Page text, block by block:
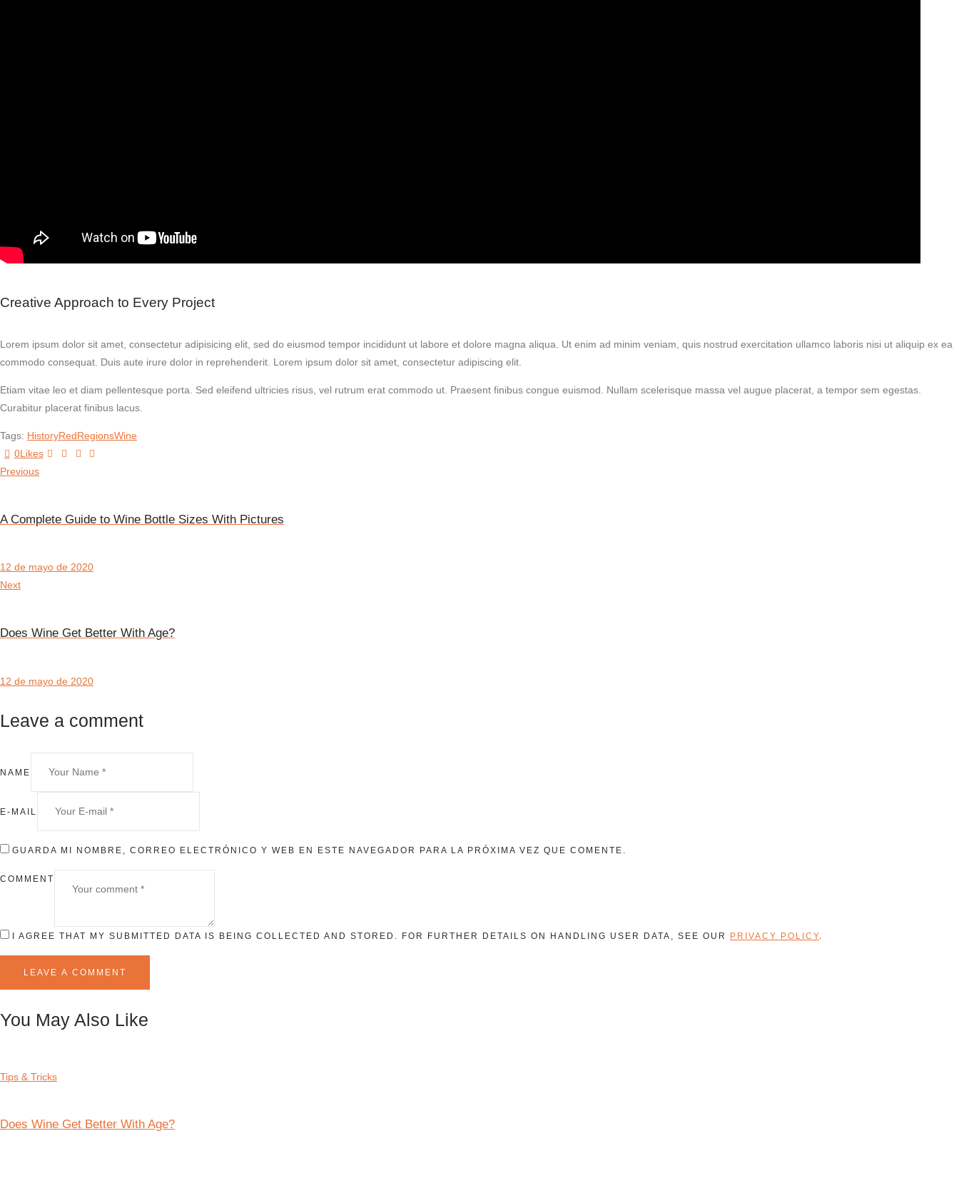
Creative Approach to Every Project
Lorem ipsum dolor sit amet, consectetur adipisicing elit, sed do eiusmod tempor incididunt ut labore et dolore magna aliqua. Ut enim ad minim veniam, quis nostrud exercitation ullamco laboris nisi ut aliquip ex ea
commodo consequat. Duis aute irure dolor in reprehenderit. Lorem ipsum dolor sit amet, consectetur adipiscing elit.
Etiam vitae leo et diam pellentesque porta. Sed eleifend ultricies risus, vel rutrum erat commodo ut. Praesent finibus congue euismod. Nullam scelerisque massa vel augue placerat, a tempor sem egestas.
Curabitur placerat finibus lacus.
Tags: HistoryRedRegionsWine
0Likes
Previous
A Complete Guide to Wine Bottle Sizes With Pictures
12 de mayo de 2020
Next
Does Wine Get Better With Age?
12 de mayo de 2020
Leave a comment
NAME
E-MAIL
GUARDA MI NOMBRE, CORREO ELECTRÓNICO Y WEB EN ESTE NAVEGADOR PARA LA PRÓXIMA VEZ QUE COMENTE.
COMMENT
I AGREE THAT MY SUBMITTED DATA IS BEING COLLECTED AND STORED. FOR FURTHER DETAILS ON HANDLING USER DATA, SEE OUR PRIVACY POLICY
You May Also Like
Tips & Tricks
Does Wine Get Better With Age?